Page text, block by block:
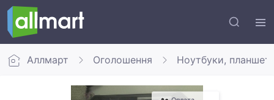
Аллмарт Оголошення Ноутбуки,